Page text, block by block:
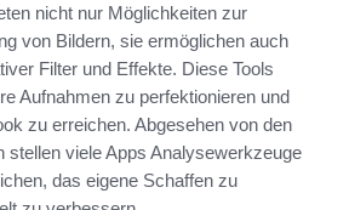
nicht nur Möglichkeiten zur
von Bildern, sie ermöglichen auch
Filter und Effekte. Diese Tools
Aufnahmen zu perfektionieren und
zu erreichen. Abgesehen von den
stellen viele Apps Analysewerkzeuge
das eigene Schaffen zu